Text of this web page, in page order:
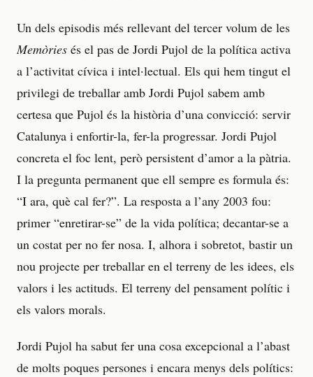
Un dels episodis més rellevant del tercer volum de les
Memòries és el pas de Jordi Pujol de la política activa
a l’activitat cívica i intel·lectual. Els qui hem tingut el
privilegi de treballar amb Jordi Pujol sabem amb
certesa que Pujol és la història d’una convicció: servir
Catalunya i enfortir-la, fer-la progressar. Jordi Pujol
concreta el foc lent, però persistent d’amor a la pàtria.
I la pregunta permanent que ell sempre es formula és:
“I ara, què cal fer?”. La resposta a l’any 2003 fou:
primer “enretirar-se” de la vida política; decantar-se a
un costat per no fer nosa. I, alhora i sobretot, bastir un
nou projecte per treballar en el terreny de les idees, els
valors i les actituds. El terreny del pensament polític i
els valors morals.
Jordi Pujol ha sabut fer una cosa excepcional a l’abast
de molts poques persones i encara menys dels polítics: